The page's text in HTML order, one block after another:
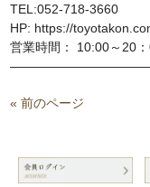
TEL:052-718-3660
HP: https://
営業時間： 10:00～20
« 前のページ